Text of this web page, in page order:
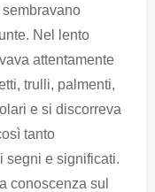
Nel lento
attentamente
trulli, palmenti,
e si discorreva
tanto
segni e significati.
conoscenza sul